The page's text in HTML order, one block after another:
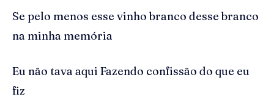
Se pelo menos esse vinho branco desse branco
na minha memória
Eu não tava aqui Fazendo confissão do que eu
fiz